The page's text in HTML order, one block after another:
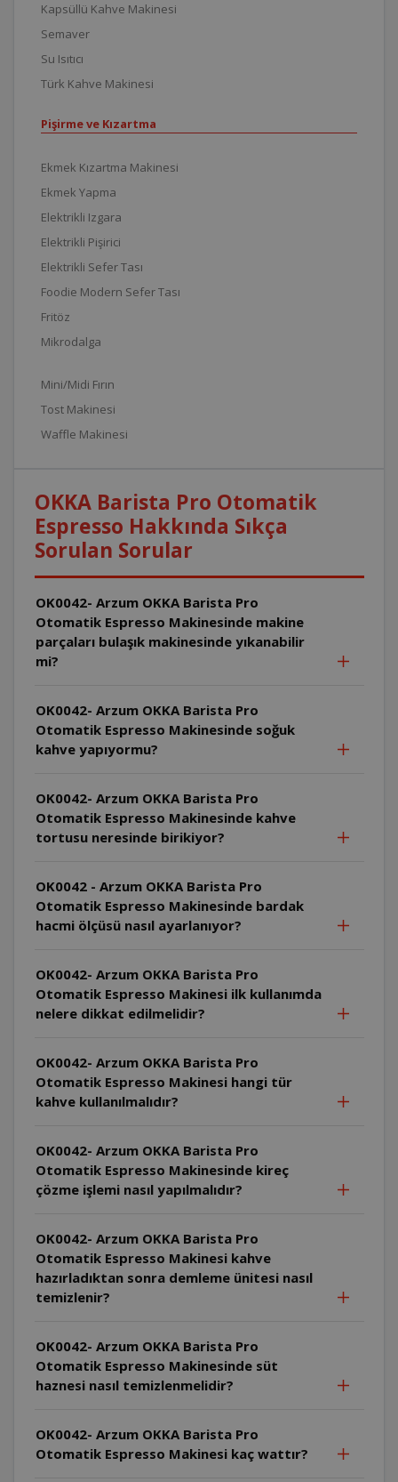
Kapsüllü Kahve Makinesi
Semaver
Su Isıtıcı
Türk Kahve Makinesi
Pişirme ve Kızartma
Ekmek Kızartma Makinesi
Ekmek Yapma
Elektrikli Izgara
Elektrikli Pişirici
Elektrikli Sefer Tası
Foodie Modern Sefer Tası
Fritöz
Mikrodalga
Mini/Midi Fırın
Tost Makinesi
Waffle Makinesi
OKKA Barista Pro Otomatik
Espresso Hakkında Sıkça
Sorulan Sorular
OK0042- Arzum OKKA Barista Pro
Otomatik Espresso Makinesinde makine
parçaları bulaşık makinesinde yıkanabilir
mi?
OK0042- Arzum OKKA Barista Pro
Otomatik Espresso Makinesinde soğuk
kahve yapıyormu?
OK0042- Arzum OKKA Barista Pro
Otomatik Espresso Makinesinde kahve
tortusu neresinde birikiyor?
OK0042 - Arzum OKKA Barista Pro
Otomatik Espresso Makinesinde bardak
hacmi ölçüsü nasıl ayarlanıyor?
OK0042- Arzum OKKA Barista Pro
Otomatik Espresso Makinesi ilk kullanımda
nelere dikkat edilmelidir?
OK0042- Arzum OKKA Barista Pro
Otomatik Espresso Makinesi hangi tür
kahve kullanılmalıdır?
OK0042- Arzum OKKA Barista Pro
Otomatik Espresso Makinesinde kireç
çözme işlemi nasıl yapılmalıdır?
OK0042- Arzum OKKA Barista Pro
Otomatik Espresso Makinesi kahve
hazırladıktan sonra demleme ünitesi nasıl
temizlenir?
OK0042- Arzum OKKA Barista Pro
Otomatik Espresso Makinesinde süt
haznesi nasıl temizlenmelidir?
OK0042- Arzum OKKA Barista Pro
Otomatik Espresso Makinesi kaç wattır?